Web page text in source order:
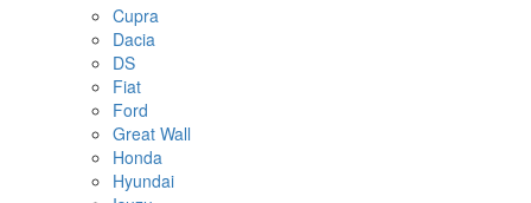
Cupra
Dacia
DS
Fiat
Ford
Great Wall
Honda
Hyundai